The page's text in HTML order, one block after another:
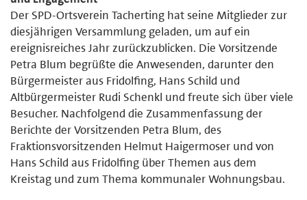
Der SPD-Ortsverein Tacherting hat seine Mitglieder zur
diesjährigen Versammlung geladen, um auf ein
ereignisreiches Jahr zurückzublicken. Die Vorsitzende
Petra Blum begrüßte die Anwesenden, darunter den
Bürgermeister aus Fridolfing, Hans Schild und
Altbürgermeister Rudi Schenkl und freute sich über viele
Besucher. Nachfolgend die Zusammenfassung der
Berichte der Vorsitzenden Petra Blum, des
Fraktionsvorsitzenden Helmut Haigermoser und von
Hans Schild aus Fridolfing über Themen aus dem
Kreistag und zum Thema kommunaler Wohnungsbau.